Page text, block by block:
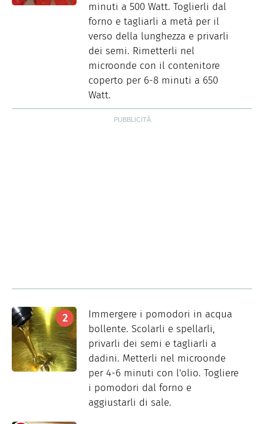
minuti a 500 Watt. Toglierli dal
forno e tagliarli a metà per il
verso della lunghezza e privarli
dei semi. Rimetterli nel
microonde con il contenitore
coperto per 6-8 minuti a 650
Watt.
Immergere i pomodori in acqua
bollente. Scolarli e spellarli,
privarli dei semi e tagliarli a
dadini. Metterli nel microonde
per 4-6 minuti con l'olio. Togliere
i pomodori dal forno e
aggiustarli di sale.